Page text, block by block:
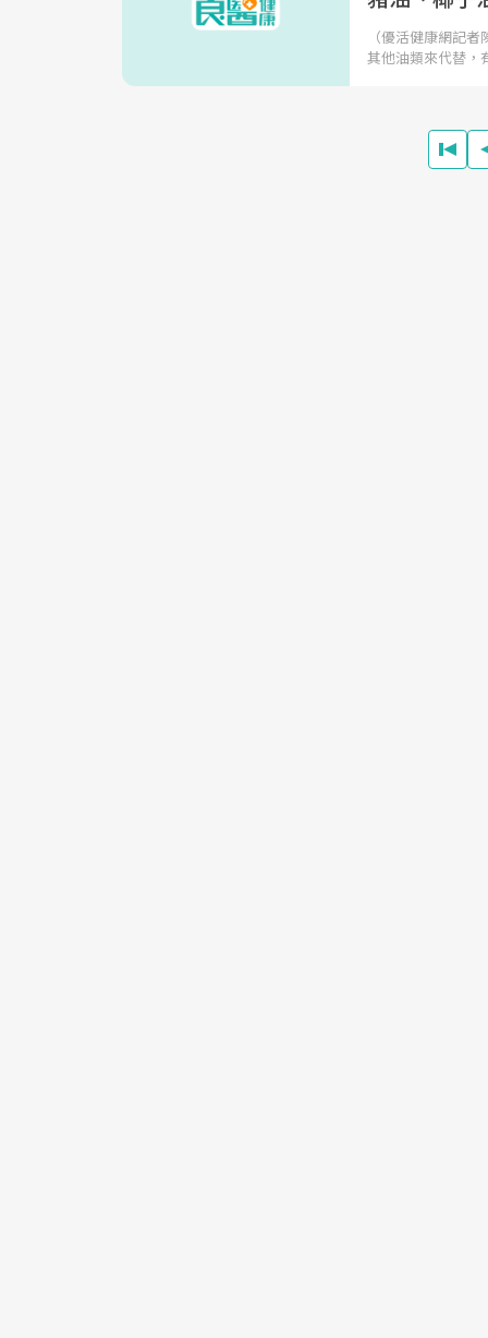
（優活健康網記
其他油類來代替，